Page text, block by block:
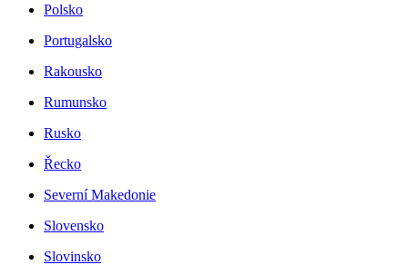
Polsko
Portugalsko
Rakousko
Rumunsko
Rusko
Řecko
Severní Makedonie
Slovensko
Slovinsko